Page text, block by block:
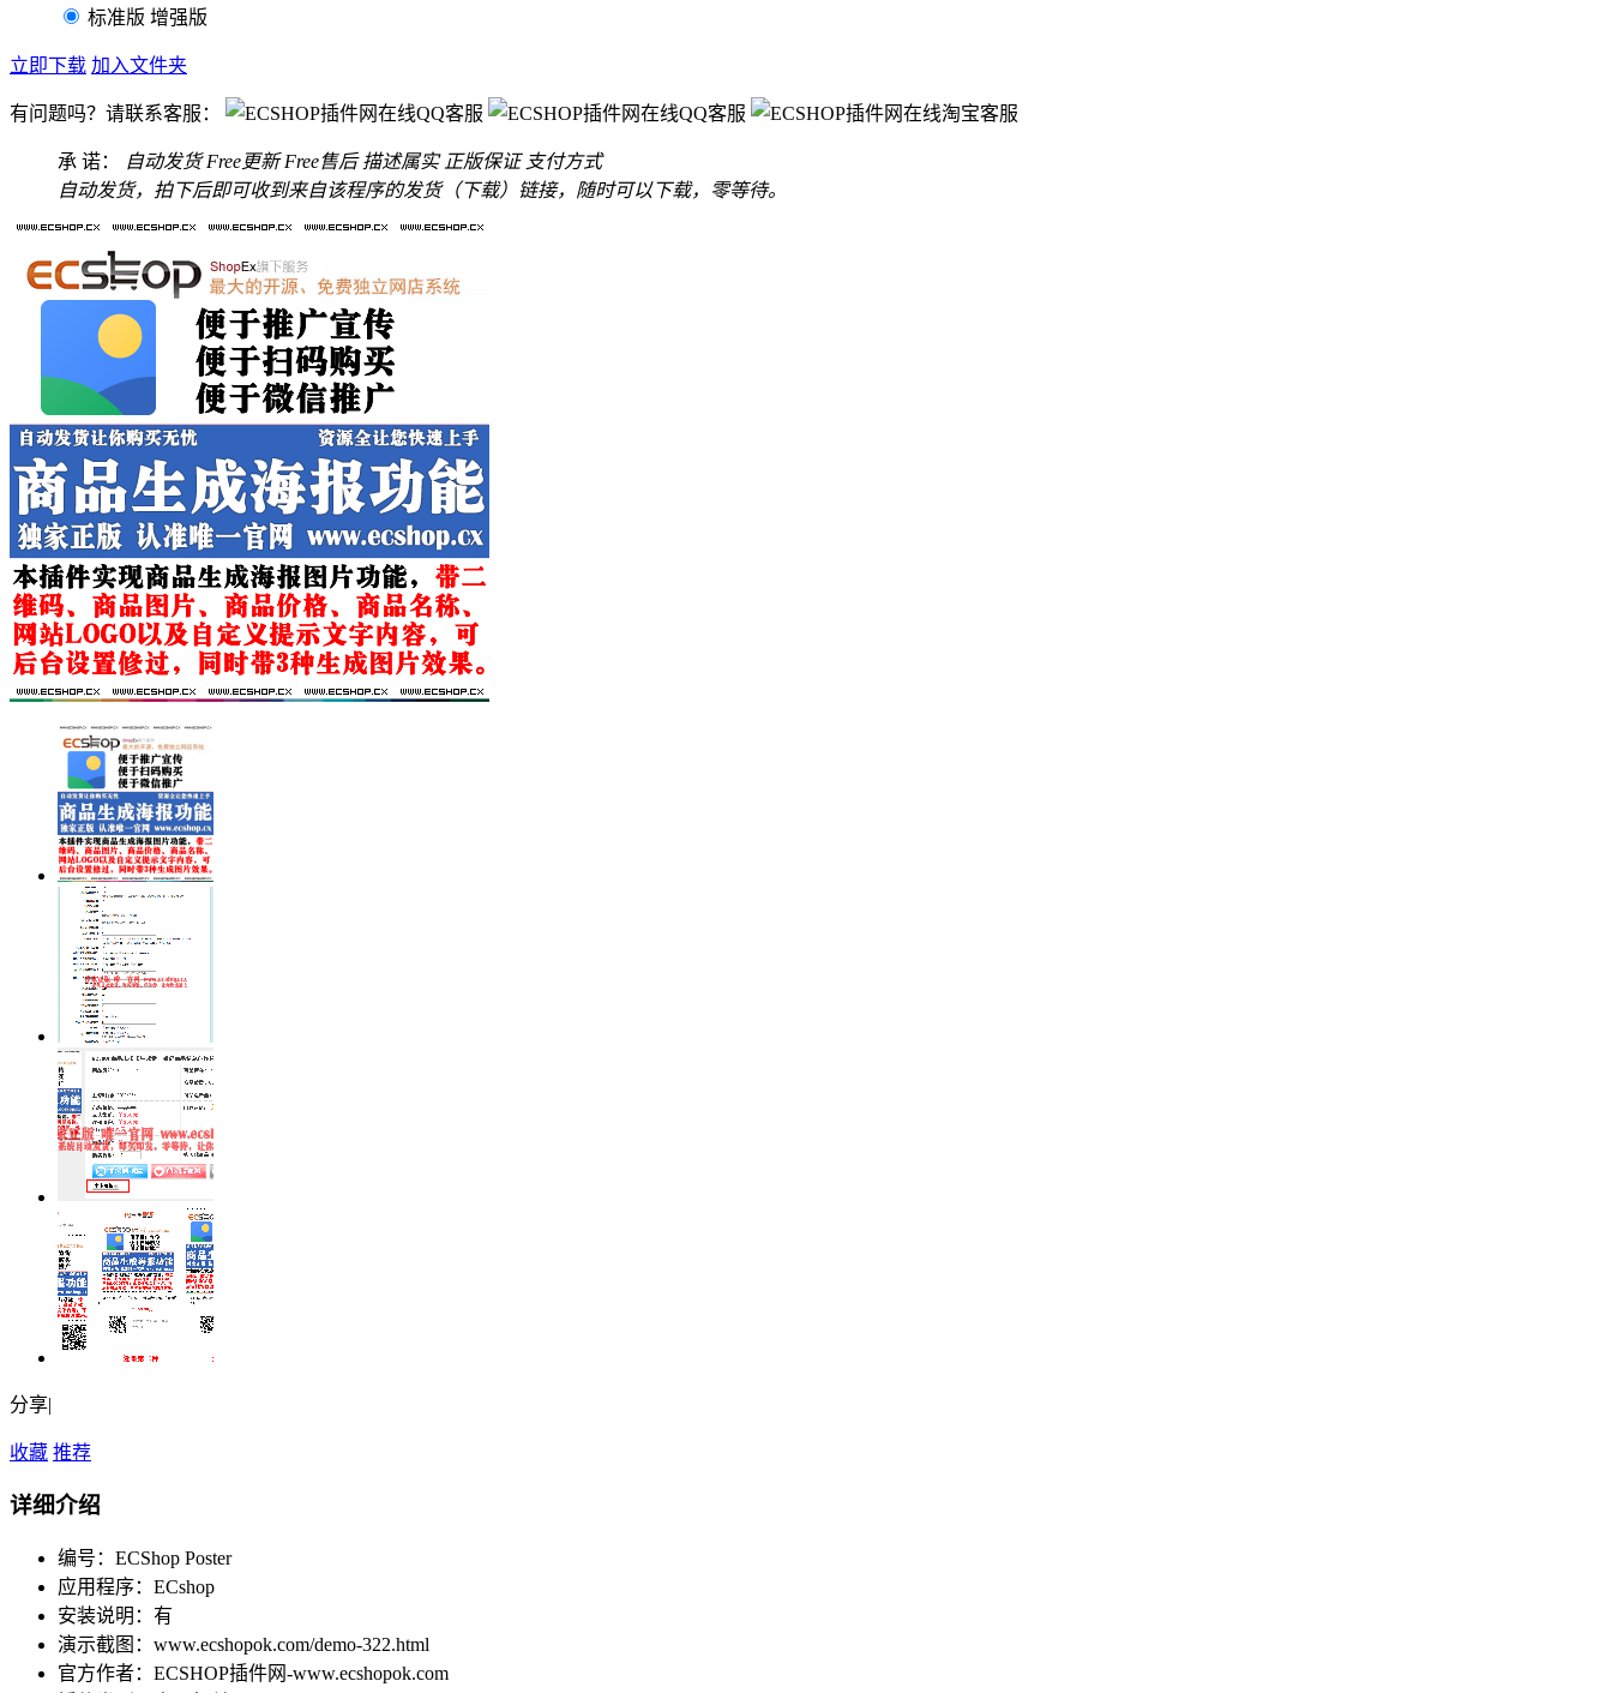
标准版 增强版
立即下载 加入文件夹
有问题吗？请联系客服：
承 诺： 自动发货 Free更新 Free售后 描述属实 正版保证 支付方式
自动发货，拍下后即可收到来自该程序的发货（下载）链接，随时可以下载，零等待。
分享|
收藏 推荐
详细介绍
编号：ECShop Poster
应用程序：ECshop
安装说明：有
演示截图：www.ecshopok.com/demo-322.html
官方作者：ECSHOP插件网-www.ecshopok.com